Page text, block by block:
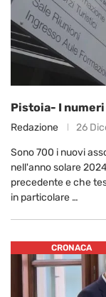
Pistoia- I
Redazione 26
Sono 700 i nuovi
nell'anno solare
precedente e che
in particolare …
CRONACA